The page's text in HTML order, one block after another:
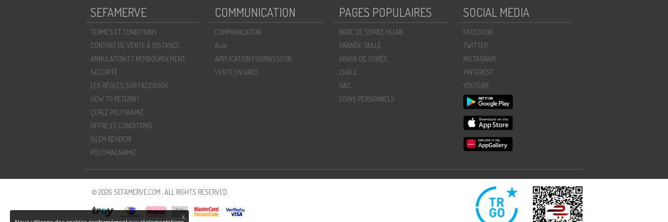
SEFAMERVE
TERMES ET CONDITIONS
CONTRAT DE VENTE À DISTANCE
ANNULATION ET REMBOURSEMENT
SECURITÉ
LES RÈGLES SUR FACEBOOK
HOW TO RETURN?
ÇEREZ POLITIKAMIZ
OFFRE ET CONDITIONS
İŞLEM REHBERI
POLİTİKALARIMIZ
COMMUNICATION
COMMUNICATION
Aide
APPLICATION FOURNISSEUR
VENTE EN GROS
PAGES POPULAIRES
ROBE DE SOIRÉE HIJAB
GRANDE TAILLE
ABAYA DE SOIRÉE
CHÂLE
SAC
SOİNS PERSONNELS
SOCIAL MEDIA
FACEBOOK
TWITTER
INSTAGRAM
PINTEREST
YOUTUBE
© 2026 SEFAMERVE.COM , ALL RIGHTS RESERVED.
X